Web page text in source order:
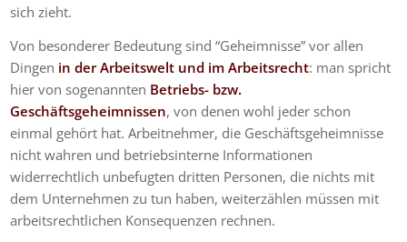
sich zieht.
Von besonderer Bedeutung sind “Geheimnisse” vor allen
Dingen in der Arbeitswelt und im Arbeitsrecht: man spricht
hier von sogenannten Betriebs- bzw.
Geschäftsgeheimnissen, von denen wohl jeder schon
einmal gehört hat. Arbeitnehmer, die Geschäftsgeheimnisse
nicht wahren und betriebsinterne Informationen
widerrechtlich unbefugten dritten Personen, die nichts mit
dem Unternehmen zu tun haben, weiterzählen müssen mit
arbeitsrechtlichen Konsequenzen rechnen.